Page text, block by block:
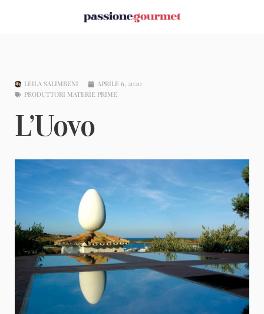
LEILA SALIMBENI
APRILE 6, 2020
PRODUTTORI MATERIE PRIME
L’Uovo